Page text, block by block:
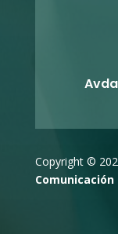
Copyright ©
Comunicación